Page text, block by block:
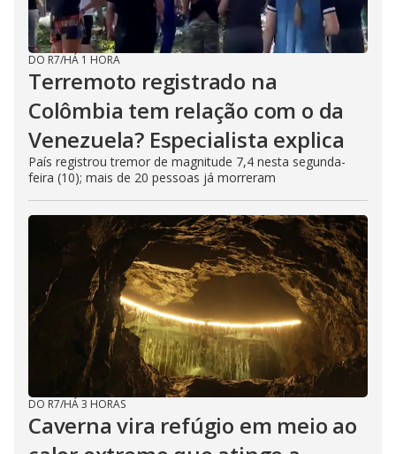
DO R7/HÁ 1 HORA
Terremoto registrado na
Colômbia tem relação com o da
Venezuela? Especialista explica
País registrou tremor de magnitude 7,4 nesta segunda-
feira (10); mais de 20 pessoas já morreram
DO R7/HÁ 3 HORAS
Caverna vira refúgio em meio ao